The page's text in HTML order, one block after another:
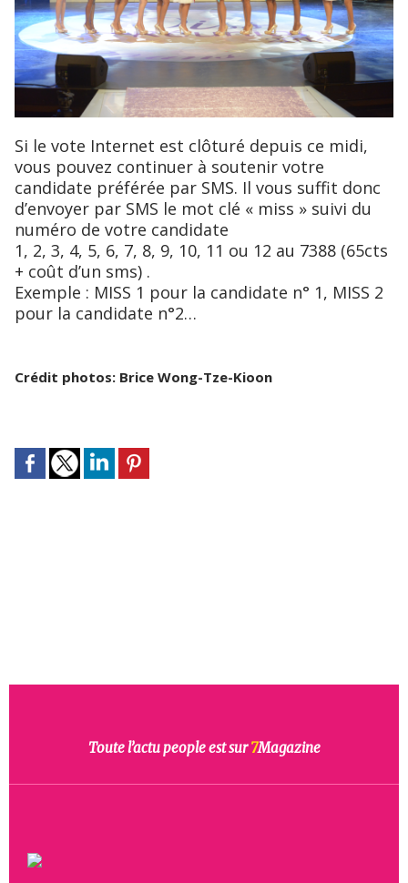
Si le vote Internet est clôturé depuis ce midi,
vous pouvez continuer à soutenir votre
candidate préférée par SMS. Il vous suffit donc
d’envoyer par SMS le mot clé « miss » suivi du
numéro de votre candidate
1, 2, 3, 4, 5, 6, 7, 8, 9, 10, 11 ou 12 au 7388 (65cts
+ coût d’un sms) .
Exemple : MISS 1 pour la candidate n° 1, MISS 2
pour la candidate n°2…
Crédit photos: Brice Wong-Tze-Kioon
Toute l’actu people est sur7Magazine